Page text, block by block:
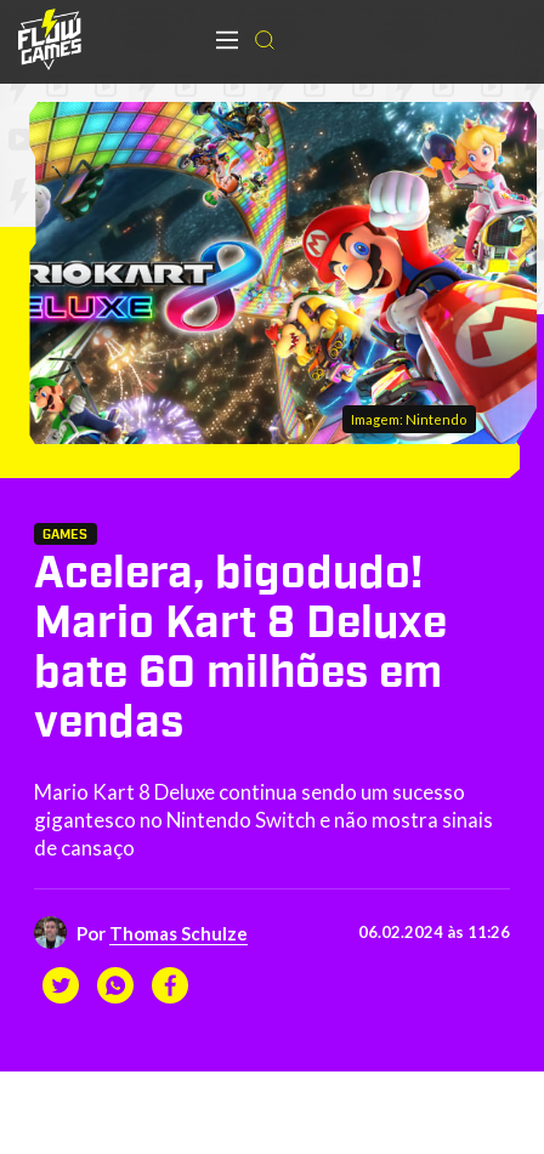
Imagem: Nintendo
GAMES
Acelera, bigodudo!
Mario Kart 8 Deluxe
bate 60 milhões em
vendas
Mario Kart 8 Deluxe continua sendo um sucesso
gigantesco no Nintendo Switch e não mostra sinais
de cansaço
Por Thomas Schulze 06.02.2024 às 11:26